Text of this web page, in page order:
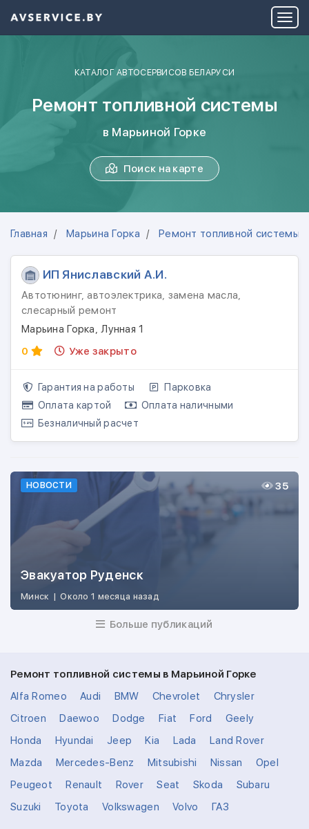
КАТАЛОГ АВТОСЕРВИСОВ БЕЛАРУСИ
Ремонт топливной системы
в Марьиной Горке
Поиск на карте
Главная Марьина Горка Ремонт топливной системы
ИП Яниславский А.И.
Автотюнинг, автоэлектрика, замена масла,
слесарный ремонт
Марьина Горка, Лунная 1
0
Уже закрыто
Гарантия на работы
Парковка
Оплата картой
Оплата наличными
Безналичный расчет
НОВОСТИ
Эвакуатор Руденск
Минск | Около 1 месяца назад
35
Больше публикаций
Ремонт топливной системы в Марьиной Горке
Alfa Romeo
Audi BMW Chevrolet
Chrysler
Citroen
Daewoo Dodge Fiat Ford
Geely
Honda
Hyundai Jeep Kia Lada
Land Rover
Mazda
Mercedes-Benz Mitsubishi Nissan
Opel
Peugeot
Renault Rover Seat Skoda
Subaru
Suzuki
Toyota Volkswagen Volvo ГАЗ